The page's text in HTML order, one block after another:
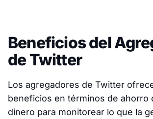
Beneficios del
de Twitter
Los agregadores de Twitter
beneficios en términos de ahorro
dinero para monitorear lo que la